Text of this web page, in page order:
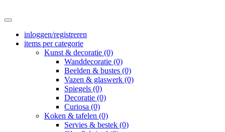
inloggen/registreren
items per categorie
Kunst & decoratie (0)
Wanddecoratie (0)
Beelden & bustes (0)
Vazen & glaswerk (0)
Spiegels (0)
Decoratie (0)
Curiosa (0)
Koken & tafelen (0)
Servies & bestek (0)